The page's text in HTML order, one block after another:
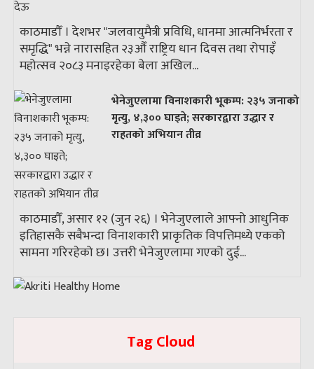
काठमाडौँ । देशभर "जलवायुमैत्री प्रविधि, धानमा आत्मनिर्भरता र
समृद्धि" भन्ने नारासहित २३औँ राष्ट्रिय धान दिवस तथा रोपाइँ
महोत्सव २०८३ मनाइरहेका बेला अखिल...
भेनेजुएलामा विनाशकारी भूकम्प: २३५ जनाको
मृत्यु, ४,३०० घाइते; सरकारद्वारा उद्धार र
राहतको अभियान तीव्र
काठमाडौँ, असार १२ (जुन २६) । भेनेजुएलाले आफ्नो आधुनिक
इतिहासकै सबैभन्दा विनाशकारी प्राकृतिक विपत्तिमध्ये एकको
सामना गरिरहेको छ। उत्तरी भेनेजुएलामा गएको दुई...
Tag Cloud